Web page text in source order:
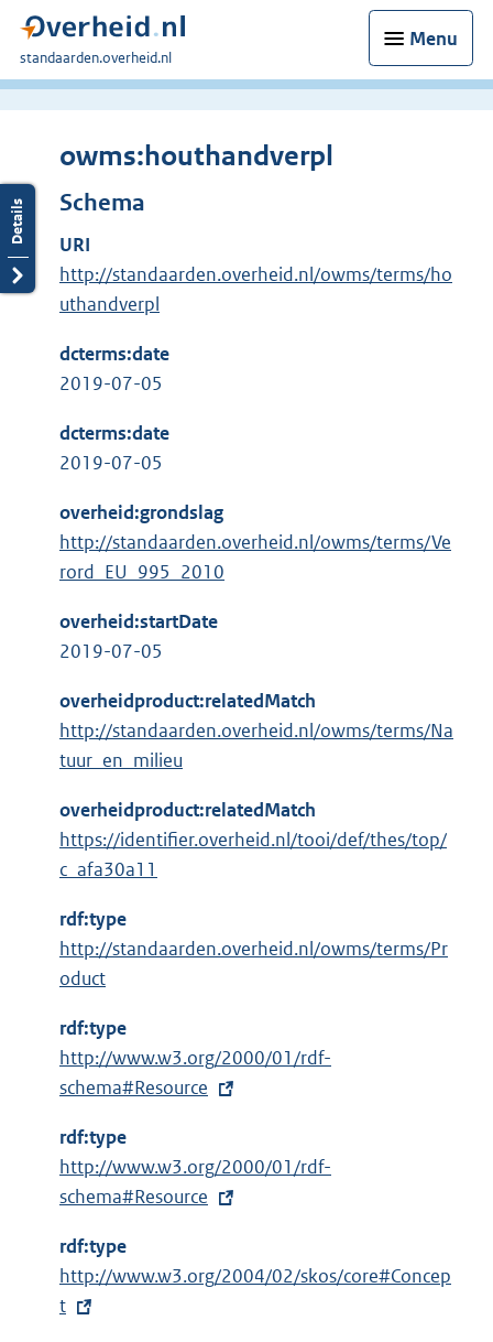
Menu
U
bent
standaarden.overheid.nl
owms:houthandverpl
Schema
URI
http://standaarden.overheid.nl/owms/terms/ho
uthandverpl
dcterms:date
2019-07-05
dcterms:date
2019-07-05
overheid:grondslag
http://standaarden.overheid.nl/owms/terms/Ve
rord_EU_995_2010
overheid:startDate
2019-07-05
overheidproduct:relatedMatch
http://standaarden.overheid.nl/owms/terms/Na
tuur_en_milieu
overheidproduct:relatedMatch
https://identifier.overheid.nl/tooi/def/thes/top/
c_afa30a11
rdf:type
http://standaarden.overheid.nl/owms/terms/Pr
oduct
rdf:type
E
x
e
r
n
l
i
http://www.w3.org/2000/01/rdf-
schema#Resource
rdf:type
E
x
e
r
n
http://www.w3.org/2000/01/rdf-
schema#Resource
rdf:type
E
x
http://www.w3.org/2004/02/skos/core#Concep
t